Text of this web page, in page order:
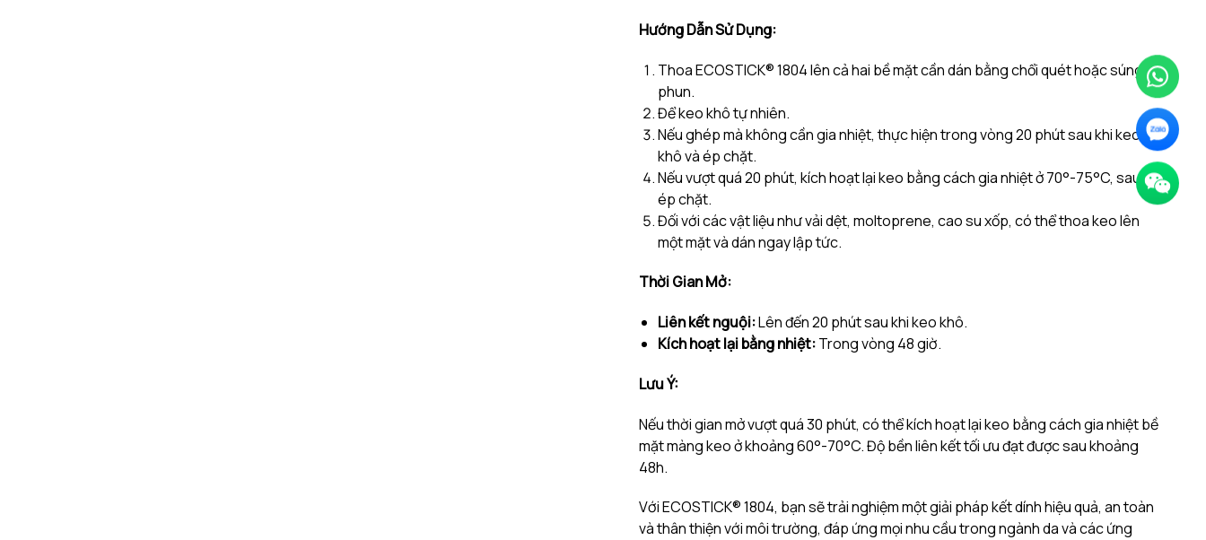
Hướng Dẫn Sử Dụng:
Thoa ECOSTICK® 1804 lên cả hai bề mặt cần dán bằng chổi quét hoặc súng
phun.
Để keo khô tự nhiên.
Nếu ghép mà không cần gia nhiệt, thực hiện trong vòng 20 phút sau khi keo
khô và ép chặt.
Nếu vượt quá 20 phút, kích hoạt lại keo bằng cách gia nhiệt ở 70°-75°C, sau đó
ép chặt.
Đối với các vật liệu như vải dệt, moltoprene, cao su xốp, có thể thoa keo lên
một mặt và dán ngay lập tức.
Thời Gian Mở:
Liên kết nguội:Lên đến 20 phút sau khi keo khô.
Kích hoạt lại bằng nhiệt:Trong vòng 48 giờ.
Lưu Ý:
Nếu thời gian mở vượt quá 30 phút, có thể kích hoạt lại keo bằng cách gia nhiệt bề
mặt màng keo ở khoảng 60°-70°C.Độ bền liên kết tối ưu đạt được sau khoảng
48h.
Với ECOSTICK® 1804, bạn sẽ trải nghiệm một giải pháp kết dính hiệu quả, an toàn
và thân thiện với môi trường, đáp ứng mọi nhu cầu trong ngành da và các ứng